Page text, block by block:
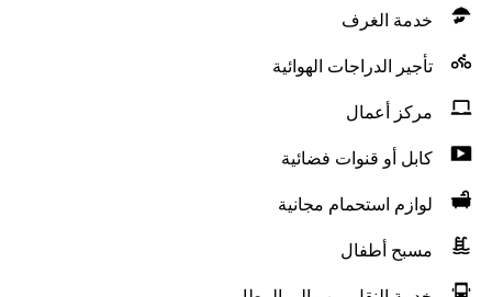
خدمة الغرف
تأجير الدراجات الهوائية
مركز أعمال
كابل أو قنوات فضائية
لوازم استحمام مجانية
مسبح أطفال